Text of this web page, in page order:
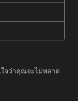
จว่าคุณจะไม่พลาด